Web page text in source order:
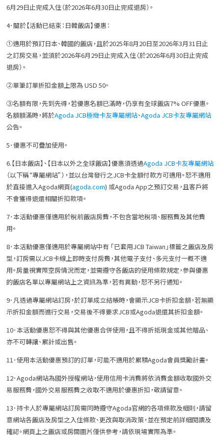
6月29日止完成入住（於2026年6月30日止完成退房）。
4．關於【活動已結束：日韓飯店】優惠：
①適用於預訂日本、韓國的飯店，且於2025年8月20日至2026年3月31日止
之訂房交易，並須於2026年6月29日止完成入住（於2026年6月30日止完成
退房）。
②單筆訂單折扣金額上限為 USD 50。
③名額有限，先到先得，若優惠名額已滿時，仍享有全球飯店7% OFF優惠。
名額額滿時，將於Agoda JCB極緻卡友專屬網站、Agoda JCB卡友專屬網站
公告。
5．優惠不可疊加使用。
6.【日本飯店】、【日本以外之全球飯店】優惠須透過Agoda JCB卡友專屬網站
（以下稱“專屬網站”），並以台灣發行之JCB卡全額付款方可適用。恕不適用
於直接進入Agoda網頁(agoda.com) 或Agoda App之預訂交易，且客戶將
不會獲得退還相關折扣款項。
7．本活動優惠僅適用於稅前飯店房費，不包含當地稅項、服務費及其他費
用。
8．本活動優惠僅適用於專屬網站中有 「已套用JCB Taiwan」標籤之飯店及房
型，訂房需以JCB卡線上即時支付房費，其他電子支付、多元支付一概不適
用。房量視實際空房情況而定，並需遵守各飯店的使用條款規定，參與優惠
的飯店名單以專屬網站上之資訊為準，若有異動，恕不另行通知。
9．凡透過專屬網站訂房，於訂單成立結帳時，會顯示JCB卡折扣金額，若無顯
示折扣金額而進行交易，交易後不得要求JCB或Agoda退還其折扣金額。
10．本活動優惠恕不得與其他優惠合併使用，且不得折抵現金或其他贈品、
亦不可轉讓、累計或出售。
11．使用本活動優惠預訂的訂單，可能不適用於累積Agoda會員獎勵計畫。
12．Agoda網站為國外授權網站，使用信用卡消費將依消費金額收取國外交
易服務費，國外交易服務費之收取不適用於優惠折扣，敬請留意。
13．持卡人於專屬網站訂房需同時遵守Agoda官網的各項條款及細則，請留
意網站各飯店及房型之入住條款、更改與取消政策，並在預定前詳細閱讀及
確認。網頁上之飯店或房間圖片僅供參考，請依現場實際為準。